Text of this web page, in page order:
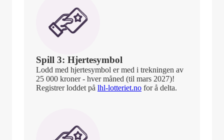
Spill 3: Hjertesymbol
Lodd med hjertesymbol er med i trekningen av
25 000 kroner - hver måned (til mars 2027)!
Registrer loddet på lhl-lotteriet.no for å delta.